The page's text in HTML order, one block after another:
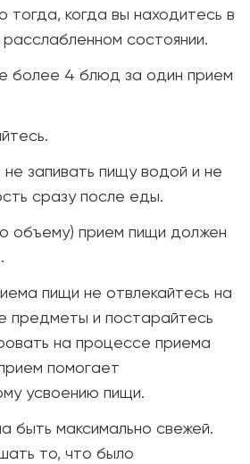
тогда, когда вы находитесь в
состоянии.
более 4 блюд за один прием
запивать пищу водой и не
сразу после еды.
объему) прием пищи должен
пищи не отвлекайтесь на
предметы и постарайтесь
на процессе приема
помогает
усвоению пищи.
быть максимально свежей.
то, что было